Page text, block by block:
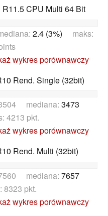
CPU Multi 64 Bit
2.4 (3%) maks:
wykres porównawczy
Rend. Single (32bit)
mediana: 3473
4213 pkt.
wykres porównawczy
Rend. Multi (32bit)
mediana: 7657
pkt.
wykres porównawczy